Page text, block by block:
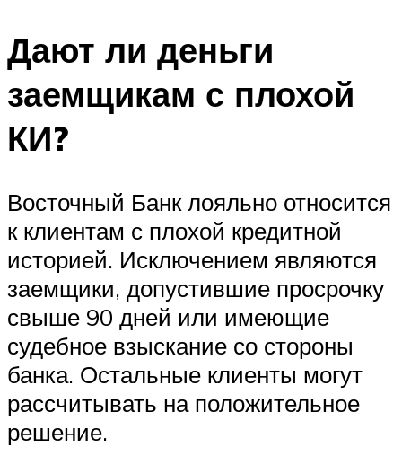
Дают ли деньги
заемщикам с плохой
КИ?
Восточный Банк лояльно относится
к клиентам с плохой кредитной
историей. Исключением являются
заемщики, допустившие просрочку
свыше 90 дней или имеющие
судебное взыскание со стороны
банка. Остальные клиенты могут
рассчитывать на положительное
решение.